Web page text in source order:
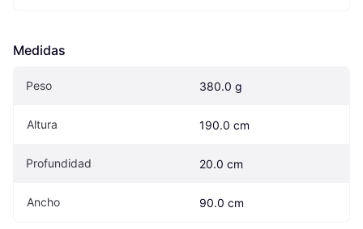
Medidas
Peso 380.0 g
Altura 190.0 cm
Profundidad 20.0 cm
Ancho 90.0 cm